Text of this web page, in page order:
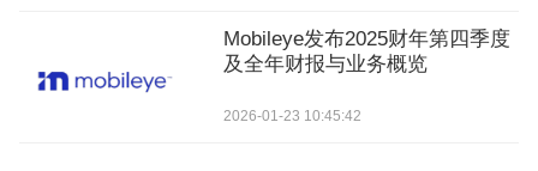
Mobileye发布2025财年第四季度
及全年财报与业务概览
2026-01-23 10:45:42